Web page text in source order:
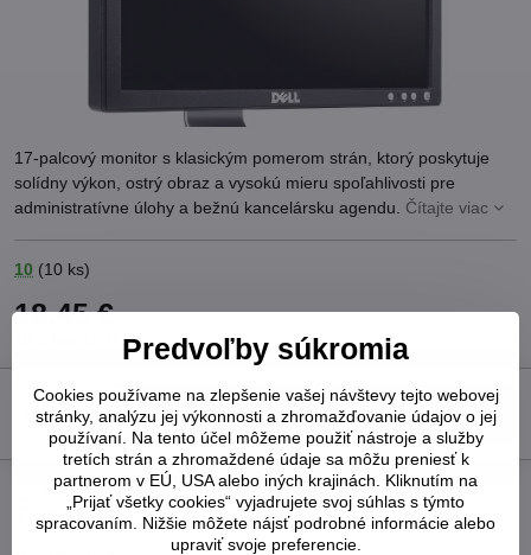
17-palcový monitor s klasickým pomerom strán, ktorý poskytuje
solídny výkon, ostrý obraz a vysokú mieru spoľahlivosti pre
administratívne úlohy a bežnú kancelársku agendu. Čítajte viac
10 (10 ks)
18,45 €
Do košíka
Pridať k Obľúbeným Otázka k produktu
Strážny pes
Doručenia
Predvoľby súkromia
Cookies používame na zlepšenie vašej návštevy tejto webovej
stránky, analýzu jej výkonnosti a zhromažďovanie údajov o jej
používaní. Na tento účel môžeme použiť nástroje a služby
tretích strán a zhromaždené údaje sa môžu preniesť k
partnerom v EÚ, USA alebo iných krajinách. Kliknutím na
„Prijať všetky cookies“ vyjadrujete svoj súhlas s týmto
spracovaním. Nižšie môžete nájsť podrobné informácie alebo
upraviť svoje preferencie.